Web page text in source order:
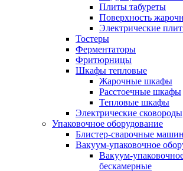
Плиты табуреты
Поверхность
Электрические
Тостеры
Ферментаторы
Фритюрницы
Шкафы тепловые
Жарочные шкафы
Расстоечные шкафы
Тепловые шкафы
Электрические сковороды
Упаковочное оборудование
Блистер-сварочные
Вакуум-упаковочное
Вакуум-
беcкамерные